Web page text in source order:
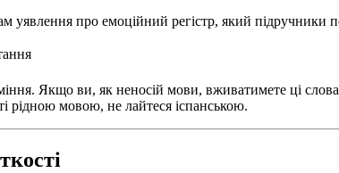
уявлення про емоційний регістр, який
Якщо ви, як неносій мови, вживатимете ці
рідною мовою, не лайтеся іспанською.